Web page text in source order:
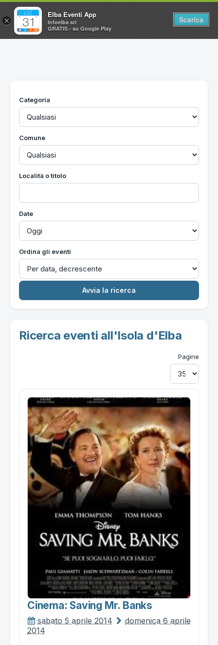
Home
Utilità
Categoria
Comune
Località o titolo
Date
Ordina gli eventi
Ricerca eventi all'Isola d'Elba
Pagine
Cinema: Saving Mr. Banks
sabato 5 aprile 2014
domenica 6 aprile
2014
×
Elba Eventi App
Infoelba srl
GRATIS - su Google Play
Scarica